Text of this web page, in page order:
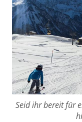
Seid ihr bereit für